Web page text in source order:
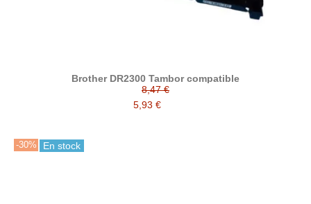
Brother DR2300 Tambor compatible
8,47 €
5,93 €
-30% En stock